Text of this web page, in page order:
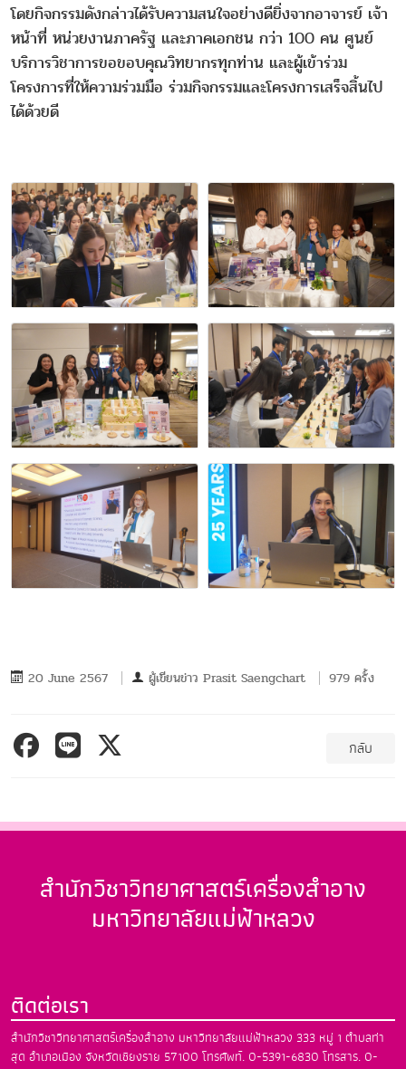
โดยกิจกรรมดังกล่าวได้รับความสนใจอย่างดียิ่งจากอาจารย์ เจ้า
หน้าที่ หน่วยงานภาครัฐ และภาคเอกชน กว่า 100 คน ศูนย์
บริการวิชาการขอขอบคุณวิทยากรทุกท่าน และผู้เข้าร่วม
โครงการที่ให้ความร่วมมือ ร่วมกิจกรรมและโครงการเสร็จสิ้นไป
ได้ด้วยดี
20 June 2567 ผู้เขียนข่าว Prasit Saengchart 979 ครั้ง
กลับ
สำนักวิชาวิทยาศาสตร์เครื่องสำอาง
มหาวิทยาลัยแม่ฟ้าหลวง
ติดต่อเรา
สำนักวิชาวิทยาศาสตร์เครื่องสำอาง มหาวิทยาลัยแม่ฟ้าหลวง 333 หมู่ 1 ตำบลท่า
สุด อำเภอเมือง จังหวัดเชียงราย 57100 โทรศัพท์. 0-5391-6830 โทรสาร. 0-